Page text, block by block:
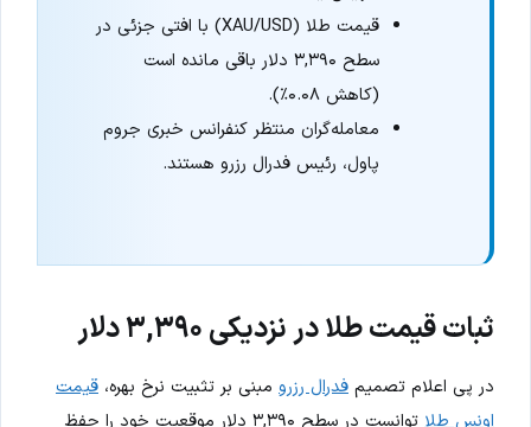
قیمت طلا (XAU/USD) با افتی جزئی در
سطح ۳,۳۹۰ دلار باقی مانده است
(کاهش ۰.۰۸٪).
معامله‌گران منتظر کنفرانس خبری جروم
پاول، رئیس فدرال رزرو هستند.
ثبات قیمت طلا در نزدیکی ۳,۳۹۰ دلار
در پی اعلام تصمیم فدرال رزرو مبنی بر تثبیت نرخ بهره، قیمت
اونس طلا
توانست در سطح ۳,۳۹۰ دلار موقعیت خود را حفظ